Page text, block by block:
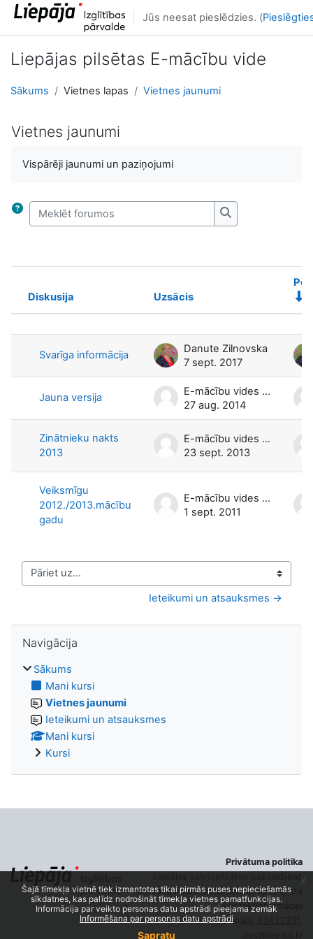
Atvērt galveno saturu
Jūs neesat pieslēdzies. (
Liepājas pilsētas E-mācību vide
Sākums Vietnes lapas Vietnes jaunumi
Vietnes jaunumi
Vispārēji jaunumi un paziņojumi
Meklēt forumos
Meklēt forumos
Statuss
Diskusija Uzsācis
Svarīga informācija
Danute Zilnovska
7 sept. 2017
Jauna versija
E-mācību vides administrators
27 aug. 2014
Zinātnieku nakts
2013
E-mācību vides administrators
23 sept. 2013
Veiksmīgu
2012./2013.mācību
gadu
E-mācību vides administrators
1 sept. 2011
Pāriet uz...
Ieteikumi un atsauksmes →
Navigācija
Sākums
Mani kursi
Vietnes jaunumi
Ieteikumi un atsauksmes
Mani kursi
Kursi
Privātuma politika
personas datu aizsardzības speciālista
kontaktinformāciju
Rožu iela 6, Liepāja,
Šajā tīmekļa vietnē tiek izmantotas tikai pirmās puses nepieciešamās
sīkdatnes, kas palīdz nodrošināt tīmekļa vietnes pamatfunkcijas.
Informācija par veikto personas datu apstrādi pieejama zemāk
Informēšana par personas datu apstrādi
Sapratu
x